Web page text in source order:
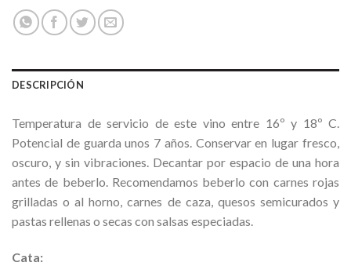
DESCRIPCIÓN
Temperatura de servicio de este vino entre 16º y 18º C.
Potencial de guarda unos 7 años. Conservar en lugar fresco,
oscuro, y sin vibraciones. Decantar por espacio de una hora
antes de beberlo. Recomendamos beberlo con carnes rojas
grilladas o al horno, carnes de caza, quesos semicurados y
pastas rellenas o secas con salsas especiadas.
Cata: